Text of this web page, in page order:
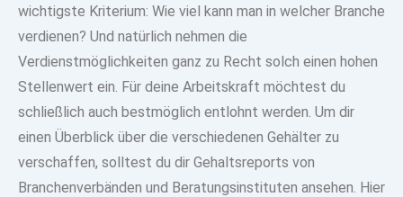
wichtigste Kriterium: Wie viel kann man in welcher Branche
verdienen? Und natürlich nehmen die
Verdienstmöglichkeiten ganz zu Recht solch einen hohen
Stellenwert ein. Für deine Arbeitskraft möchtest du
schließlich auch bestmöglich entlohnt werden. Um dir
einen Überblick über die verschiedenen Gehälter zu
verschaffen, solltest du dir Gehaltsreports von
Branchenverbänden und Beratungsinstituten ansehen. Hier